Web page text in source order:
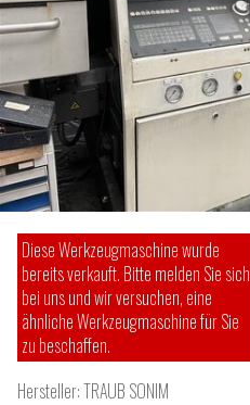
Diese Werkzeugmaschine wurde
bereits verkauft. Bitte melden Sie sich
bei uns und wir versuchen, eine
ähnliche Werkzeugmaschine für Sie
zu beschaffen.
Hersteller:TRAUB SONIM